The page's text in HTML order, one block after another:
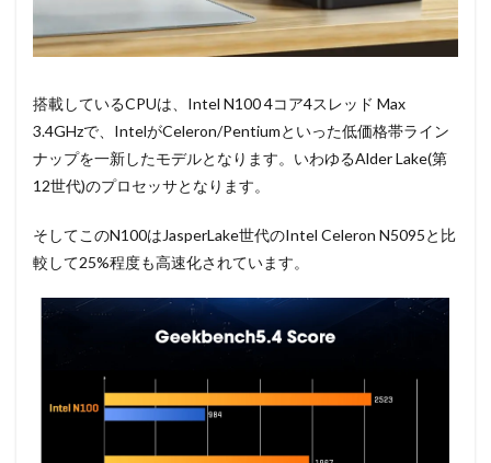
搭載しているCPUは、Intel N100 4コア4スレッド Max
3.4GHzで、IntelがCeleron/Pentiumといった低価格帯ライン
ナップを一新したモデルとなります。いわゆるAlder Lake(第
12世代)のプロセッサとなります。
そしてこのN100はJasperLake世代のIntel Celeron N5095と比
較して25%程度も高速化されています。